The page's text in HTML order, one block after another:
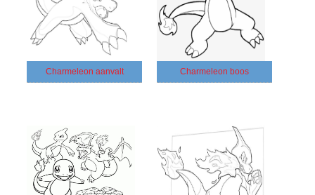
Charmeleon aanvalt Charmeleon boos